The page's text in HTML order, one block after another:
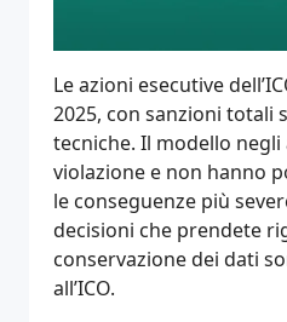
Le azioni esecutive
2025, con sanzioni totali
tecniche. Il modello negli
violazione e non hanno
le conseguenze più
decisioni che prendete
conservazione dei dati
all’ICO.